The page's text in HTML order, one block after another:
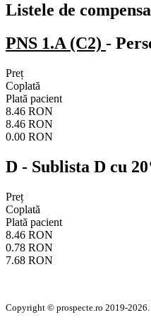
Listele de
PNS 1.A (C2) -
Preț
Coplată
Plată pacient
8.46 RON
8.46 RON
0.00 RON
D - Sublista D cu
Preț
Coplată
Plată pacient
8.46 RON
0.78 RON
7.68 RON
Copyright © prospecte.ro 2019-2026.